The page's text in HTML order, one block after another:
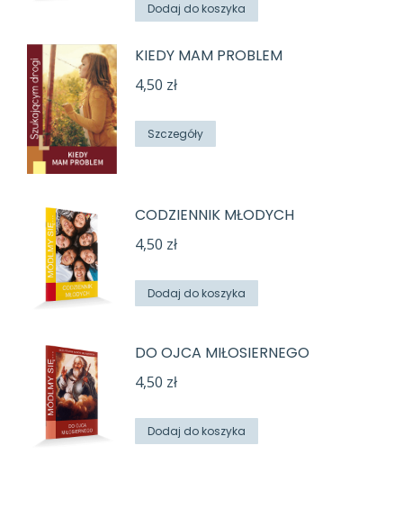
Dodaj do koszyka
KIEDY MAM PROBLEM
4,50 zł
Szczegóły
CODZIENNIK MŁODYCH
4,50 zł
Dodaj do koszyka
DO OJCA MIŁOSIERNEGO
4,50 zł
Dodaj do koszyka